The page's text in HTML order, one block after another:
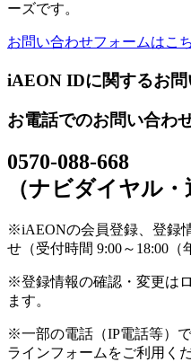
ーズです。
お問い合わせフォームはこ
iAEON IDに関するお問
お電話でのお問い合わ
0570-088-668
（ナビダイヤル・
※iAEONの会員登録、登録
せ（受付時間 9:00～18:00（
※登録情報の確認・変更は
ます。
※一部の電話（IP電話等）
ラインフォームをご利用くだ